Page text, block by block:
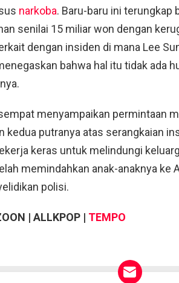
narkoba. Baru-baru ini terungkap
senilai 15 miliar won dengan
dengan insiden di mana Lee
bahwa hal itu tidak ada
menyampaikan permintaan
kedua putranya atas serangkaian
keras untuk melindungi
memindahkan anak-anaknya ke
polisi.
| ALLKPOP | TEMPO